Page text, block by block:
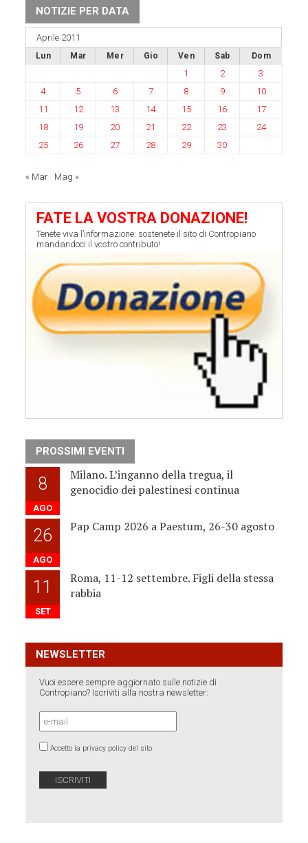
NOTIZIE PER DATA
Aprile 2011
Lun Mar Mer Gio Ven Sab Dom
1 2
3
4
5 6 7 8 9
10
11
12 13 14 15 16
17
18
19 20 21 22 23
24
25
26 27 28 29 30
« Mar Mag »
FATE LA VOSTRA DONAZIONE!
Tenete viva l’informazione: sostenete il sito di Contropiano
mandandoci il vostro contributo!
PROSSIMI EVENTI
8
AGO
Milano. L’inganno della tregua, il
genocidio dei palestinesi continua
26
AGO
Pap Camp 2026 a Paestum, 26-30 agosto
11
SET
Roma, 11-12 settembre. Figli della stessa
rabbia
NEWSLETTER
Vuoi essere sempre aggiornato sulle notizie di
Contropiano? Iscriviti alla nostra newsletter:
Accetto la privacy policy del sito